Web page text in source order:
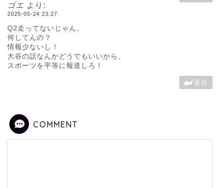
ゴエ より:
2025-05-24 23:27
Q2走ってないじゃん。
何してんの？
情報少ないし！
大谷の話なんかどうでもいいから、
スポーツを平等に報道しろ！
返信
COMMENT